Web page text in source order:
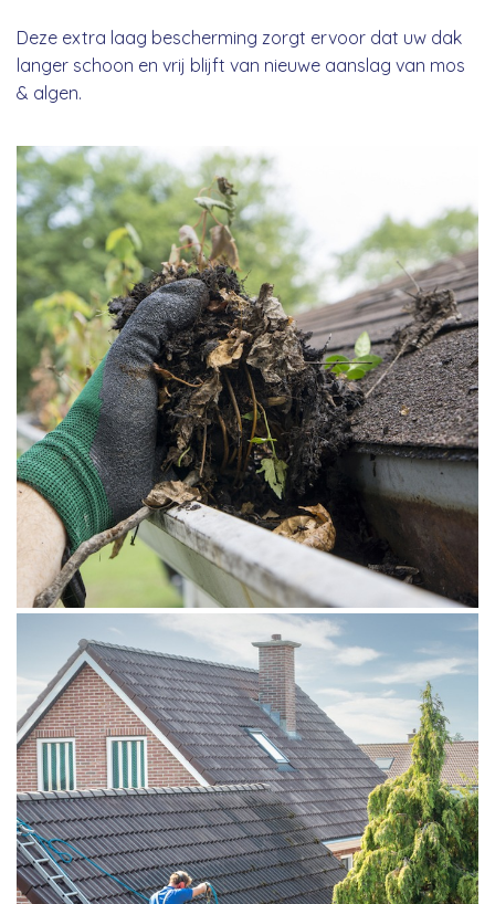
Deze extra laag bescherming zorgt ervoor dat uw dak
langer schoon en vrij blijft van nieuwe aanslag van mos
& algen.